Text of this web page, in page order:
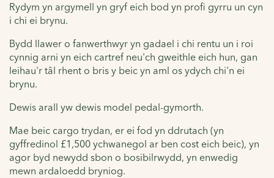
Rydym yn argymell yn gryf eich bod yn profi gyrru un cyn
i chi ei brynu.
Bydd llawer o fanwerthwyr yn gadael i chi rentu un i roi
cynnig arni yn eich cartref neu'ch gweithle eich hun, gan
leihau'r tâl rhent o bris y beic yn aml os ydych chi'n ei
brynu.
Dewis arall yw dewis model pedal-gymorth.
Mae beic cargo trydan, er ei fod yn ddrutach (yn
gyffredinol £1,500 ychwanegol ar ben cost eich beic), yn
agor byd newydd sbon o bosibilrwydd, yn enwedig
mewn ardaloedd bryniog.